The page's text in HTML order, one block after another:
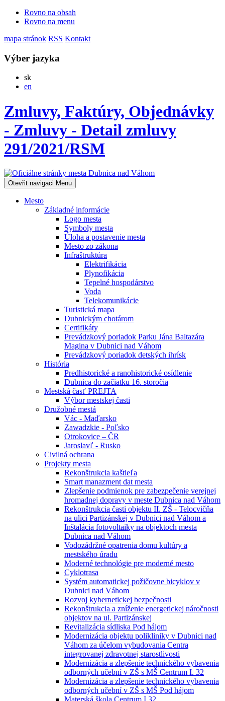
Rovno na obsah
Rovno na menu
mapa stránok RSS Kontakt
Výber jazyka
skSlovensky
en
Zmluvy, Faktúry, Objednávky
- Zmluvy - Detail zmluvy
291/2021/RSM
Otevřit navigaci Menu
Mesto
Základné informácie
Logo mesta
Symboly mesta
Úloha a postavenie mesta
Mesto zo zákona
Infraštruktúra
Elektrifikácia
Plynofikácia
Tepelné hospodárstvo
Voda
Telekomunikácie
Turistická mapa
Dubnickým chotárom
Certifikáty
Prevádzkový poriadok Parku Jána Baltazára
Magina v Dubnici nad Váhom
Prevádzkový poriadok detských ihrísk
História
Predhistorické a ranohistorické osídlenie
Dubnica do začiatku 16. storočia
Mestská časť PREJTA
Výbor mestskej časti
Družobné mestá
Vác - Maďarsko
Zawadzkie - Poľsko
Otrokovice – ČR
Jaroslavľ - Rusko
Civilná ochrana
Projekty mesta
Rekonštrukcia kaštieľa
Smart manazment dat mesta
Zlepšenie podmienok pre zabezpečenie verejnej
hromadnej dopravy v meste Dubnica nad Váhom
Rekonštrukcia časti objektu II. ZŠ - Telocvičňa
na ulici Partizánskej v Dubnici nad Váhom a
Inštalácia fotovoltaiky na objektoch mesta
Dubnica nad Váhom
Vodozádržné opatrenia domu kultúry a
mestského úradu
Moderné technológie pre moderné mesto
Cyklotrasa
Systém automatickej požičovne bicyklov v
Dubnici nad Váhom
Rozvoj kybernetickej bezpečnosti
Rekonštrukcia a zníženie energetickej náročnosti
objektov na ul. Partizánskej
Revitalizácia sídliska Pod hájom
Modernizácia objektu polikliniky v Dubnici nad
Váhom za účelom vybudovania Centra
integrovanej zdravotnej starostlivosti
Modernizácia a zlepšenie technického vybavenia
odborných učební v ZŠ s MŠ Centrum I. 32
Modernizácia a zlepšenie technického vybavenia
odborných učební v ZŠ s MŠ Pod hájom